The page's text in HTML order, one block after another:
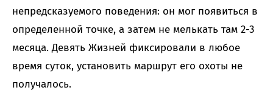
непредсказуемого поведения: он мог появиться в
определенной точке, а затем не мелькать там 2-3
месяца. Девять Жизней фиксировали в любое
время суток, установить маршрут его охоты не
получалось.